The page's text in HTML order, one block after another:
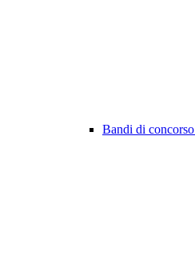
Bandi di concorso